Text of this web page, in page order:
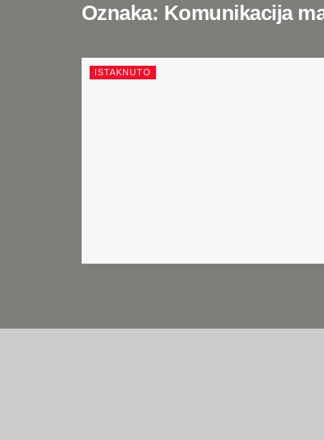
Oznaka: Komunikacija
ISTAKNUTO